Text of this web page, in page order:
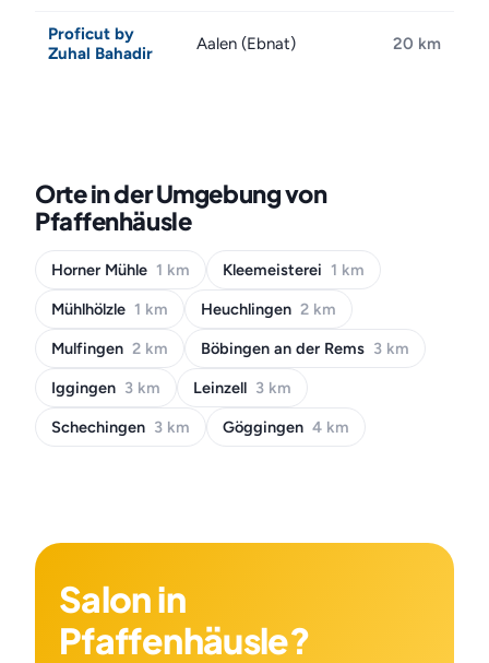
Proficut by
Zuhal Bahadir
Aalen (Ebnat) 20 km
Orte in der Umgebung von
Pfaffenhäusle
Horner Mühle 1 km Kleemeisterei 1 km
Mühlhölzle 1 km Heuchlingen 2 km
Mulfingen 2 km Böbingen an der Rems 3 km
Iggingen 3 km Leinzell 3 km
Schechingen 3 km Göggingen 4 km
Salon in
Pfaffenhäusle?